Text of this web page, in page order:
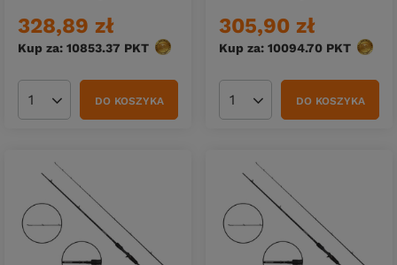
328,89 zł
Kup za: 10853.37 PKT punktów
Ilość produktówDO KOSZYKA
305,90 zł
Kup za: 10094.70 PKT
Ilość produktówDO KOSZYKA